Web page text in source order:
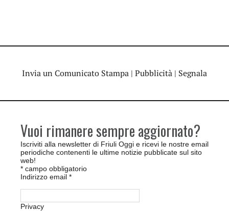
Invia un Comunicato Stampa | Pubblicità | Segnala
Vuoi rimanere sempre aggiornato?
Iscriviti alla newsletter di Friuli Oggi e ricevi le nostre email
periodiche contenenti le ultime notizie pubblicate sul sito
web!
* campo obbligatorio
Indirizzo email *
Privacy